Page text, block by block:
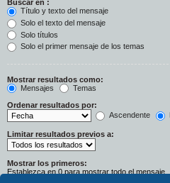
Buscar en :
Título y texto del mensaje
Solo el texto del mensaje
Solo títulos
Solo el primer mensaje de los temas
Mostrar resultados como:
Mensajes
Temas
Ordenar resultados por:
Ascendente
Limitar resultados previos a:
Mostrar los primeros:
Establezca en 0 para mostrar todo el mensaje.